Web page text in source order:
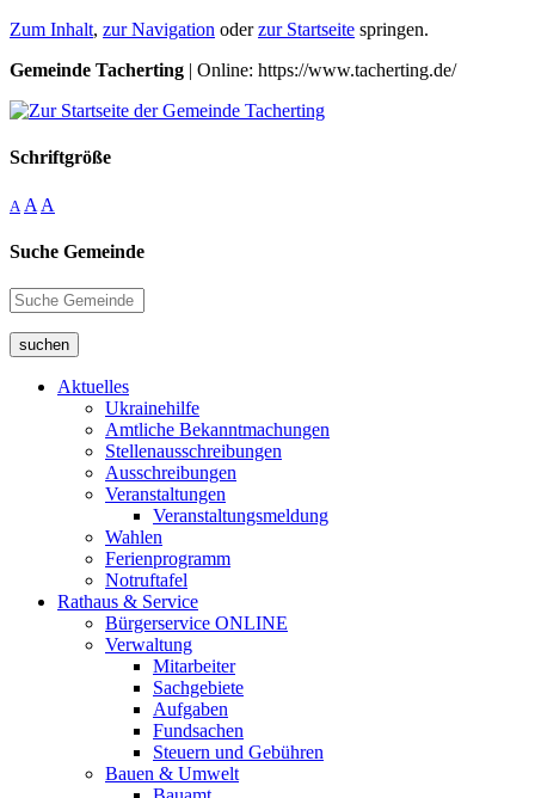
Zum Inhalt, zur Navigation oderzur Startseite springen.
Gemeinde Tacherting | Online: https://www.tacherting.de/
Schriftgröße
A A A
Suche Gemeinde
suchen
Aktuelles
Ukrainehilfe
Amtliche Bekanntmachungen
Stellenausschreibungen
Ausschreibungen
Veranstaltungen
Veranstaltungsmeldung
Wahlen
Ferienprogramm
Notruftafel
Rathaus & Service
Bürgerservice ONLINE
Verwaltung
Mitarbeiter
Sachgebiete
Aufgaben
Fundsachen
Steuern und Gebühren
Bauen & Umwelt